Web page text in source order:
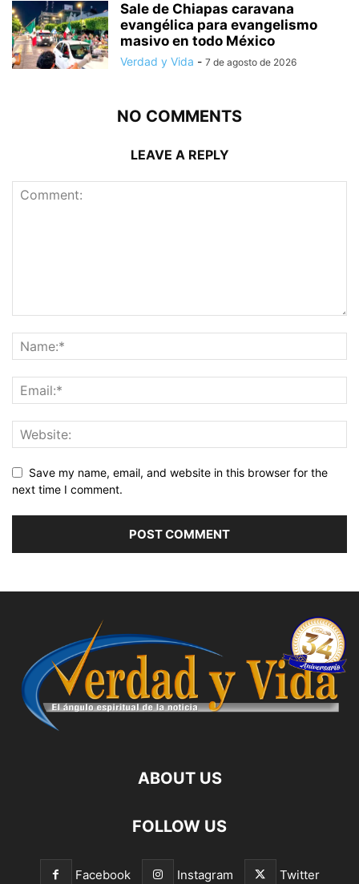
Sale de Chiapas caravana
evangélica para evangelismo
masivo en todo México
Verdad y Vida - 7 de agosto de 2026
NO COMMENTS
LEAVE A REPLY
Save my name, email, and website in this browser for the
next time I comment.
ABOUT US
FOLLOW US
Facebook Instagram Twitter